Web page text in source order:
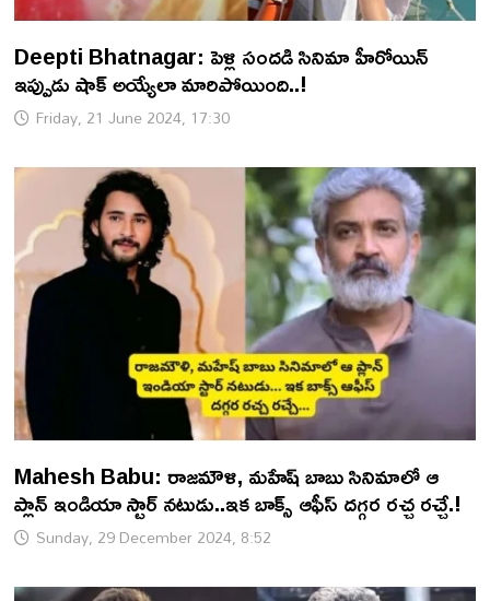
Deepti Bhatnagar: పెళ్లి సందడి సినిమా హీరోయిన్
ఇప్పుడు షాక్ అయ్యేలా మారిపోయింది..!
Friday, 21 June 2024, 17:30
Mahesh Babu: రాజమౌళి, మహేష్ బాబు సినిమాలో ఆ
ప్లాన్ ఇండియా స్టార్ నటుడు..ఇక బాక్స్ ఆఫీస్ దగ్గర రచ్చ రచ్చే.!
Sunday, 29 December 2024, 8:52